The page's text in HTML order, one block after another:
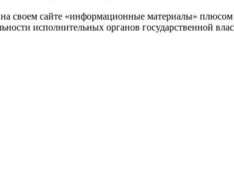
своем сайте «информационные материалы»
исполнительных органов государственной